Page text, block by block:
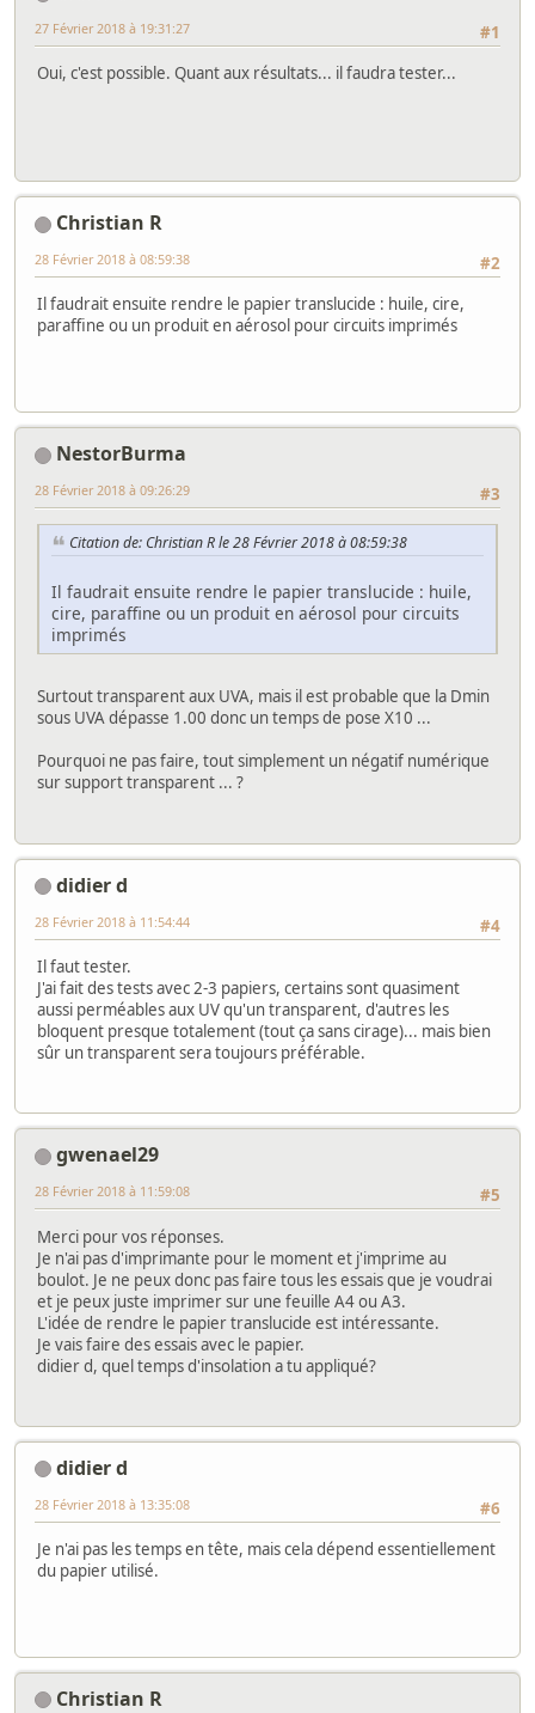
#1
27 Février 2018 à 19:31:27
Oui, c'est possible. Quant aux résultats... il faudra tester...
Christian R
#2
28 Février 2018 à 08:59:38
Il faudrait ensuite rendre le papier translucide : huile, cire,
paraffine ou un produit en aérosol pour circuits imprimés
NestorBurma
#3
28 Février 2018 à 09:26:29
Citation de: Christian R le 28 Février 2018 à 08:59:38
Il faudrait ensuite rendre le papier translucide : huile,
cire, paraffine ou un produit en aérosol pour circuits
imprimés
Surtout transparent aux UVA, mais il est probable que la Dmin
sous UVA dépasse 1.00 donc un temps de pose X10 ...
Pourquoi ne pas faire, tout simplement un négatif numérique
sur support transparent ... ?
didier d
#4
28 Février 2018 à 11:54:44
Il faut tester.
J'ai fait des tests avec 2-3 papiers, certains sont quasiment
aussi perméables aux UV qu'un transparent, d'autres les
bloquent presque totalement (tout ça sans cirage)... mais bien
sûr un transparent sera toujours préférable.
gwenael29
#5
28 Février 2018 à 11:59:08
Merci pour vos réponses.
Je n'ai pas d'imprimante pour le moment et j'imprime au
boulot. Je ne peux donc pas faire tous les essais que je voudrai
et je peux juste imprimer sur une feuille A4 ou A3.
L'idée de rendre le papier translucide est intéressante.
Je vais faire des essais avec le papier.
didier d, quel temps d'insolation a tu appliqué?
didier d
#6
28 Février 2018 à 13:35:08
Je n'ai pas les temps en tête, mais cela dépend essentiellement
du papier utilisé.
Christian R